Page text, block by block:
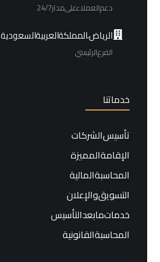
دعم العملاء على مدار 24/7
الرياض، المملكة العربية السعودية
الفرع الرئيسي
خدماتنا
تأسيس الشركات
الإقامة المميزة
المحاسبة المالية
التسويق والإعلان
خدمات ما بعد التأسيس
المحاسبة القانونية